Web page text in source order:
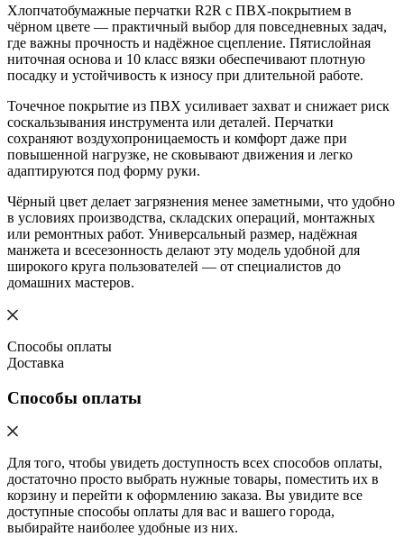
Хлопчатобумажные перчатки R2R с ПВХ-покрытием в
чёрном цвете — практичный выбор для повседневных задач,
где важны прочность и надёжное сцепление. Пятислойная
ниточная основа и 10 класс вязки обеспечивают плотную
посадку и устойчивость к износу при длительной работе.
Точечное покрытие из ПВХ усиливает захват и снижает риск
соскальзывания инструмента или деталей. Перчатки
сохраняют воздухопроницаемость и комфорт даже при
повышенной нагрузке, не сковывают движения и легко
адаптируются под форму руки.
Чёрный цвет делает загрязнения менее заметными, что удобно
в условиях производства, складских операций, монтажных
или ремонтных работ. Универсальный размер, надёжная
манжета и всесезонность делают эту модель удобной для
широкого круга пользователей — от специалистов до
домашних мастеров.
Способы оплаты
Доставка
Способы оплаты
Для того, чтобы увидеть доступность всех способов оплаты,
достаточно просто выбрать нужные товары, поместить их в
корзину и перейти к оформлению заказа. Вы увидите все
доступные способы оплаты для вас и вашего города,
выбирайте наиболее удобные из них.